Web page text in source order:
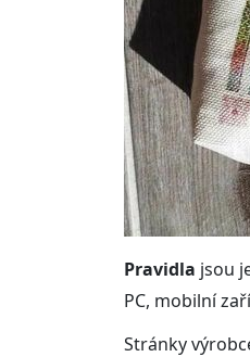
Pravidla jsou
PC, mobilní
Stránky